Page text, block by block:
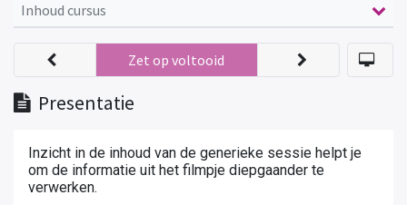
Inhoud cursus
Presentatie
Zet op voltooid
Inzicht in de inhoud van de generieke sessie helpt je
om de informatie uit het filmpje diepgaander te
verwerken.